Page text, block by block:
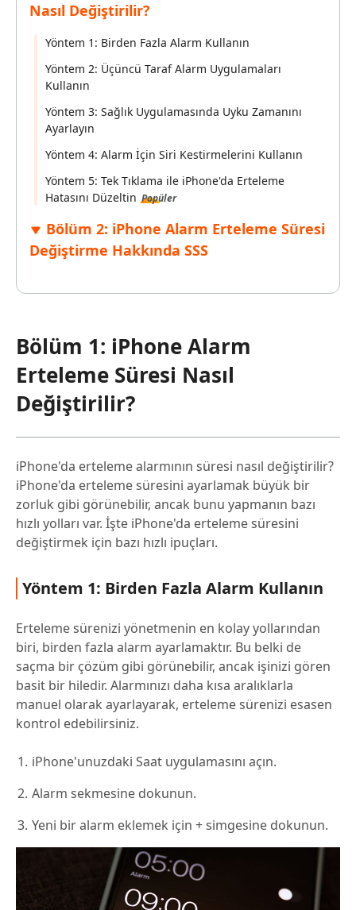
Nasıl Değiştirilir?
Yöntem 1: Birden Fazla Alarm Kullanın
Yöntem 2: Üçüncü Taraf Alarm Uygulamaları
Kullanın
Yöntem 3: Sağlık Uygulamasında Uyku Zamanını
Ayarlayın
Yöntem 4: Alarm İçin Siri Kestirmelerini Kullanın
Yöntem 5: Tek Tıklama ile iPhone'da Erteleme
Hatasını Düzeltin Popüler
Bölüm 2: iPhone Alarm Erteleme Süresi
Değiştirme Hakkında SSS
Bölüm 1: iPhone Alarm
Erteleme Süresi Nasıl
Değiştirilir?
iPhone'da erteleme alarmının süresi nasıl değiştirilir?
iPhone'da erteleme süresini ayarlamak büyük bir
zorluk gibi görünebilir, ancak bunu yapmanın bazı
hızlı yolları var. İşte iPhone'da erteleme süresini
değiştirmek için bazı hızlı ipuçları.
Yöntem 1: Birden Fazla Alarm Kullanın
Erteleme sürenizi yönetmenin en kolay yollarından
biri, birden fazla alarm ayarlamaktır. Bu belki de
saçma bir çözüm gibi görünebilir, ancak işinizi gören
basit bir hiledir. Alarmınızı daha kısa aralıklarla
manuel olarak ayarlayarak, erteleme sürenizi esasen
kontrol edebilirsiniz.
iPhone'unuzdaki Saat uygulamasını açın.
Alarm sekmesine dokunun.
Yeni bir alarm eklemek için + simgesine dokunun.